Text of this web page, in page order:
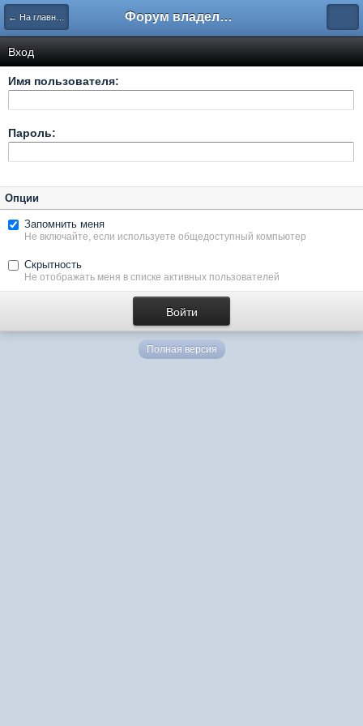
← На главную Форум владельцев интернет-магазинов
Вход
Имя пользователя:
Пароль:
Опции
Запомнить меня
Не включайте, если используете общедоступный компьютер
Скрытность
Не отображать меня в списке активных пользователей
Полная версия